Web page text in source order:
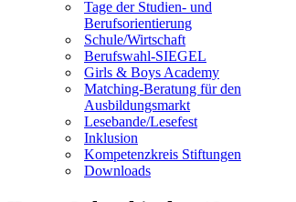
Tage der Studien- und
Berufsorientierung
Schule/Wirtschaft
Berufswahl-SIEGEL
Girls & Boys Academy
Matching-Beratung für den
Ausbildungsmarkt
Lesebande/Lesefest
Inklusion
Kompetenzkreis Stiftungen
Downloads